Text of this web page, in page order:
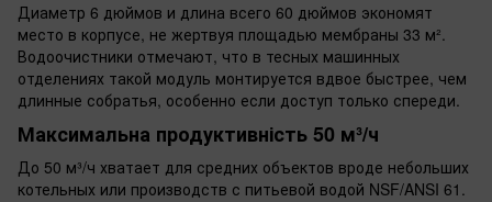
Диаметр 6 дюймов и длина всего 60 дюймов экономят
место в корпусе, не жертвуя площадью мембраны 33 м².
Водоочистники отмечают, что в тесных машинных
отделениях такой модуль монтируется вдвое быстрее, чем
длинные собратья, особенно если доступ только спереди.
Максимальна продуктивність 50 м³/ч
До 50 м³/ч хватает для средних объектов вроде небольших
котельных или производств с питьевой водой NSF/ANSI 61.